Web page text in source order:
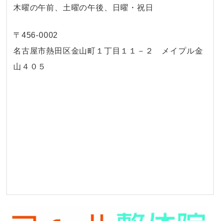
木曜の午前、土曜の午後、日曜・祝日
〒456-0002
名古屋市熱田区金山町１丁目１１－２ メイプル金
山４０５